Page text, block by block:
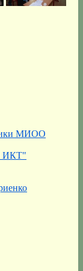
МИОО
ИКТ"